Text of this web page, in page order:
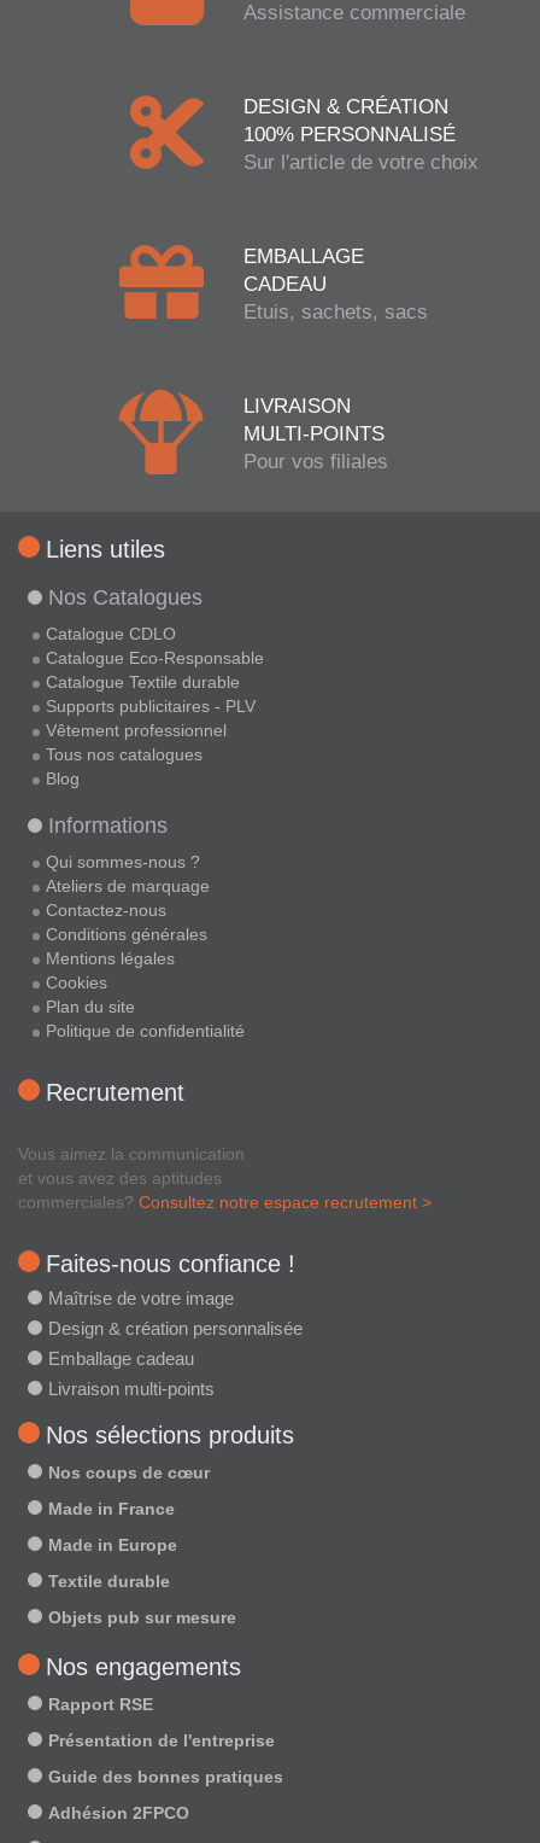
Assistance commerciale
DESIGN & CRÉATION
100% PERSONNALISÉ
Sur l'article de votre choix
EMBALLAGE
CADEAU
Etuis, sachets, sacs
LIVRAISON
MULTI-POINTS
Pour vos filiales
Liens utiles
Nos Catalogues
Catalogue CDLO
Catalogue Eco-Responsable
Catalogue Textile durable
Supports publicitaires - PLV
Vêtement professionnel
Tous nos catalogues
Blog
Informations
Qui sommes-nous ?
Ateliers de marquage
Contactez-nous
Conditions générales
Mentions légales
Cookies
Plan du site
Politique de confidentialité
Recrutement
Vous aimez la communication
et vous avez des aptitudes
commerciales? Consultez notre espace recrutement >
Faites-nous confiance !
Maîtrise de votre image
Design & création personnalisée
Emballage cadeau
Livraison multi-points
Nos sélections produits
Nos coups de cœur
Made in France
Made in Europe
Textile durable
Objets pub sur mesure
Nos engagements
Rapport RSE
Présentation de l'entreprise
Guide des bonnes pratiques
Adhésion 2FPCO